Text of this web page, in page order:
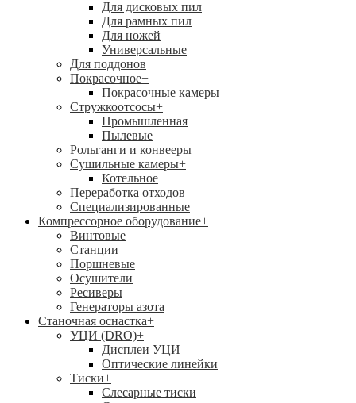
Для дисковых пил
Для рамных пил
Для ножей
Универсальные
Для поддонов
Покрасочное+
Покрасочные камеры
Стружкоотсосы+
Промышленная
Пылевые
Рольганги и конвееры
Сушильные камеры+
Котельное
Переработка отходов
Специализированные
Компрессорное оборудование+
Винтовые
Станции
Поршневые
Осушители
Ресиверы
Генераторы азота
Станочная оснастка+
УЦИ (DRO)+
Дисплеи УЦИ
Оптические линейки
Тиски+
Слесарные тиски